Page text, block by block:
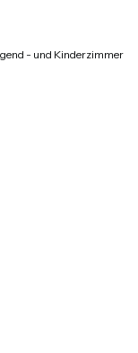
- und Kinderzimmer